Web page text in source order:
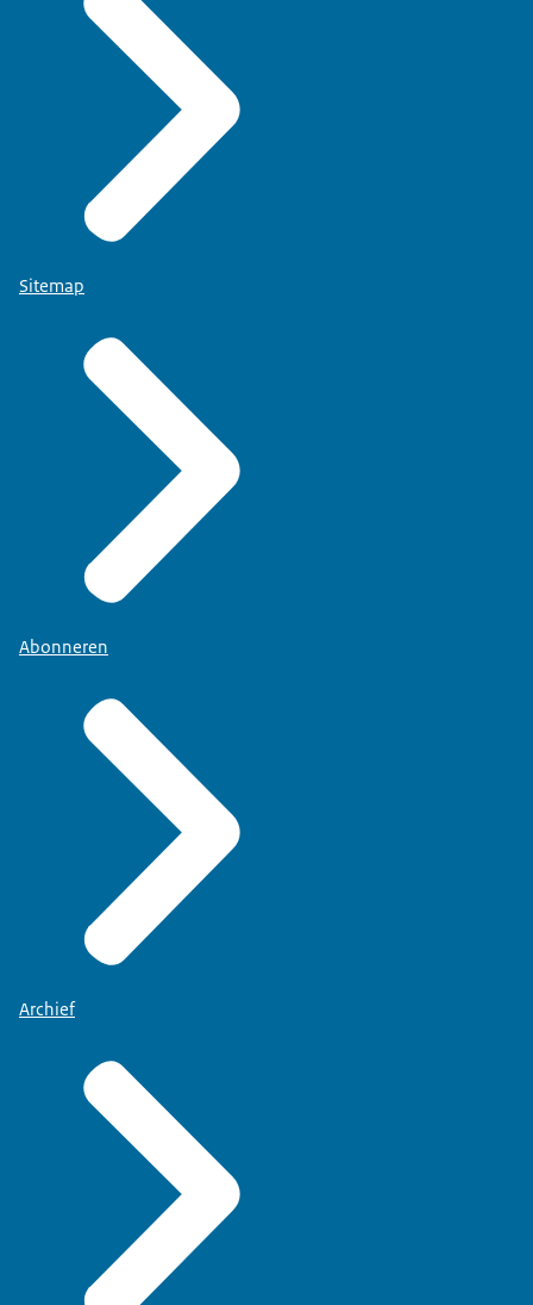
Sitemap
Abonneren
Archief